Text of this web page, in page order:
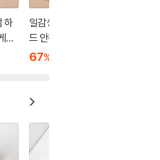
하
이
일감생활 프리미엄 하
드 안경 선글라스 케이
스
67%